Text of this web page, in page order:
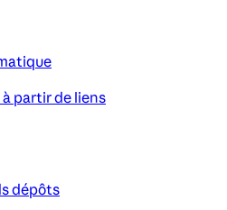
partir de liens
dépôts